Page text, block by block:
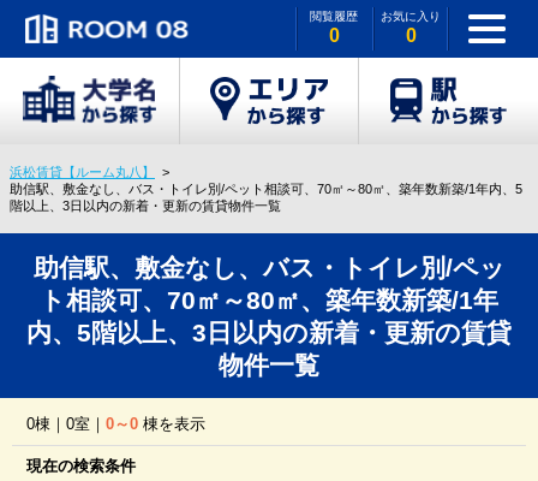
閲覧履歴
0
お気に入り
0
浜松賃貸【ルーム丸八】
助信駅、敷金なし、バス・トイレ別/ペット相談可、70㎡～80㎡、築年数新築/1年内、5
階以上、3日以内の新着・更新の賃貸物件一覧
助信駅、敷金なし、バス・トイレ別/ペッ
ト相談可、70㎡～80㎡、築年数新築/1年
内、5階以上、3日以内の新着・更新の賃貸
物件一覧
0棟｜0室｜0～0 棟を表示
現在の検索条件